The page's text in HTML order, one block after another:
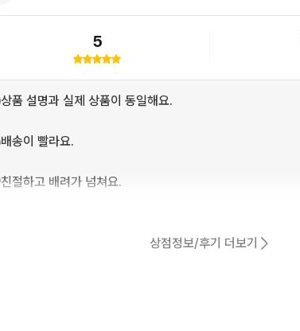
5
상품 설명과 실제 상품이 동일해요.
배송이 빨라요.
친절하고 배려가 넘쳐요.
상점정보/후기 더보기